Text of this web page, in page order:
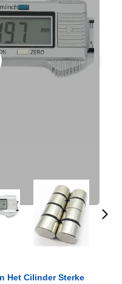
Het Cilinder Sterke